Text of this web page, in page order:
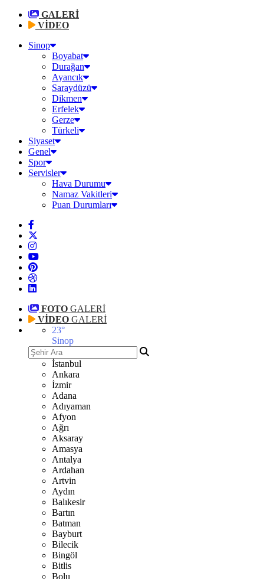
GALERİ
VİDEO
Sinop
Boyabat
Durağan
Ayancık
Saraydüzü
Dikmen
Erfelek
Gerze
Türkeli
Siyaset
Genel
Spor
Servisler
Hava Durumu
Namaz Vakitleri
Puan Durumları
FOTO GALERİ
VİDEO GALERİ
23°
Sinop
İstanbul
Ankara
İzmir
Adana
Adıyaman
Afyon
Ağrı
Aksaray
Amasya
Antalya
Ardahan
Artvin
Aydın
Balıkesir
Bartın
Batman
Bayburt
Bilecik
Bingöl
Bitlis
Bolu